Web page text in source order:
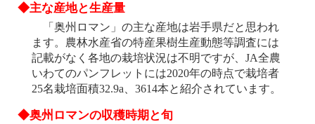
◆主な産地と生産量
「奥州ロマン」の主な産地は岩手県だと思われ
ます。農林水産省の特産果樹生産動態等調査には
記載がなく各地の栽培状況は不明ですが、JA全農
いわてのパンフレットには2020年の時点で栽培者
25名栽培面積32.9a、3614本と紹介されています。
◆奥州ロマンの収穫時期と旬